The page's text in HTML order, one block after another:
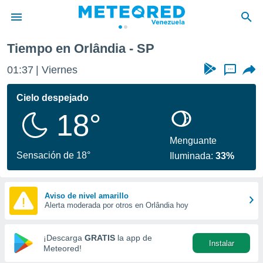
de
ha
calidad.
a este
las
y
forma
digital
basada
Tiempo en Orlândia - SP
01:37 Viernes ...
Cielo despejado
18°
Sensación de 18°
Menguante
Iluminada:33%
Aviso de nivel amarillo
Alerta moderada por otros en Orlândia hoy
¡Descarga GRATIS la app de
Meteored!
Instalar